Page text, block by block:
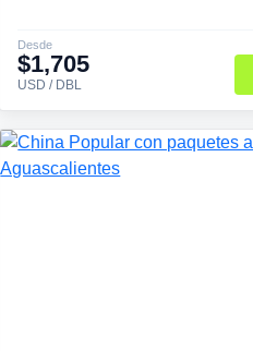
Desde
$1,705
USD / DBL